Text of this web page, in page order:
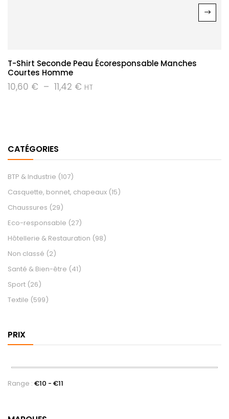
CATÉGORIES
BTP & Industrie (107)
Casquette, bonnet, chapeaux (15)
Chaussures (29)
Eco-responsable (27)
Hôtellerie & Restauration (98)
Non classé (2)
Santé & Bien-être (41)
Sport (26)
Textile (599)
PRIX
Range : €10 - €11
T-Shirt Seconde Peau Écoresponsable Manches
Courtes Homme
10,60 € – 11,42 € Plage
HT